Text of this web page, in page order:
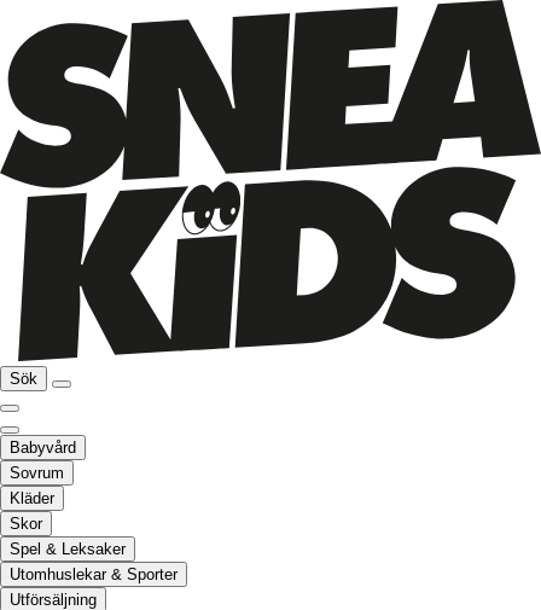
Sök
Babyvård
Sovrum
Kläder
Skor
Spel & Leksaker
Utomhuslekar & Sporter
Utförsäljning